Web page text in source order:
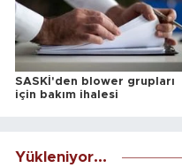
SASKİ'den blower grupları
için bakım ihalesi
Yükleniyor...